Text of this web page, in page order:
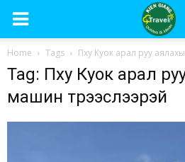
Home Tags Пху Куок арал руу
Tag: Пху Куок арал
машин түрээслээрэй